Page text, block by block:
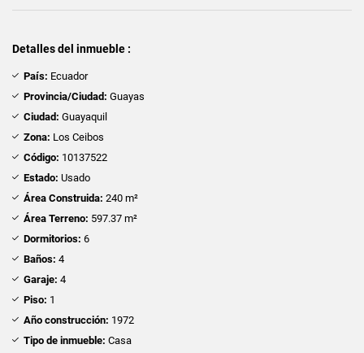
Detalles del inmueble :
País: Ecuador
Provincia/Ciudad: Guayas
Ciudad: Guayaquil
Zona: Los Ceibos
Código: 10137522
Estado: Usado
Área Construida: 240 m²
Área Terreno: 597.37 m²
Dormitorios: 6
Baños: 4
Garaje: 4
Piso: 1
Año construcción: 1972
Tipo de inmueble: Casa